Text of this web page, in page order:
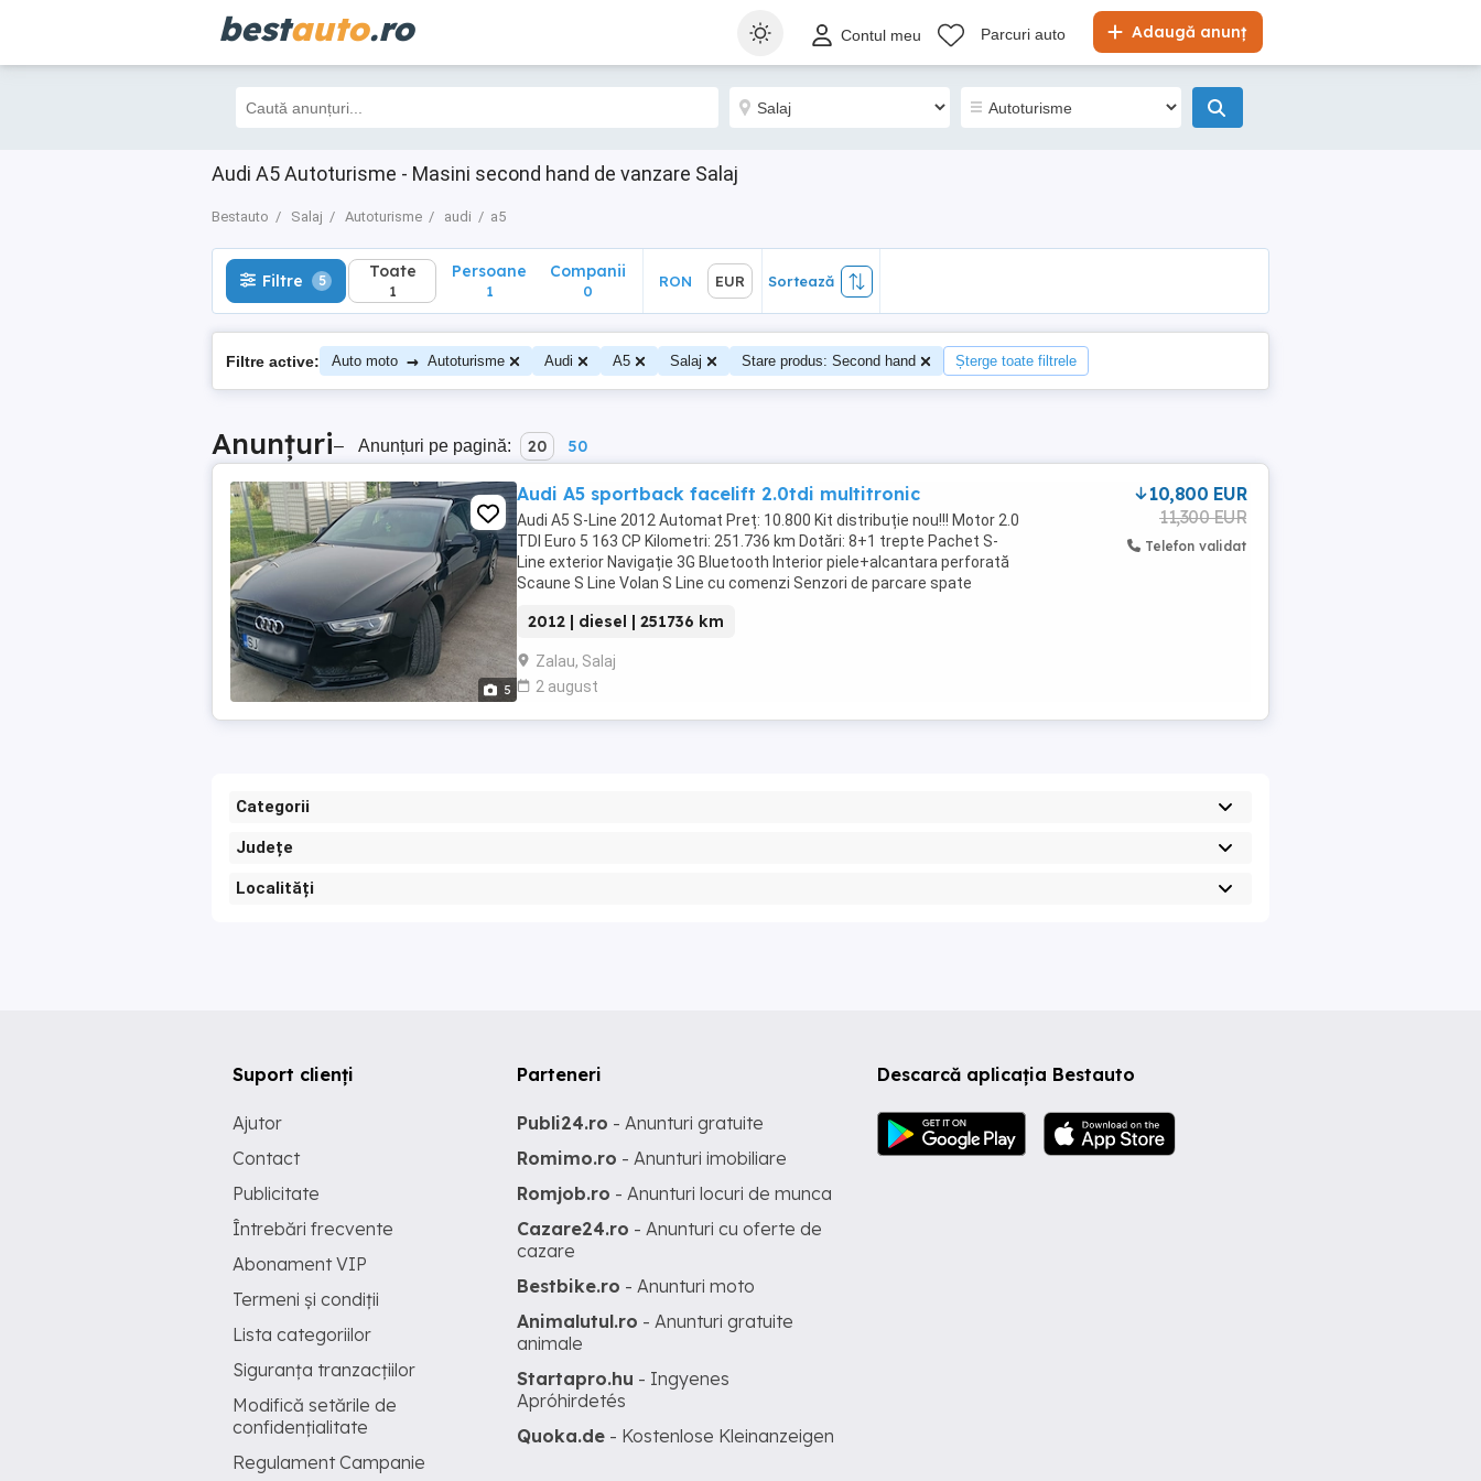
bestauto.ro Adaugă anunț
Contul meu Parcuri auto
Audi A5 Autoturisme - Masini second hand de vanzare Salaj
Bestauto Salaj Autoturisme audi a5
Filtre 5 Toate
1
Sortează
Filtre 5 Toate
1
Persoane
1
Companii
0
RON EUR Sortează
Filtre active: Auto moto → Autoturisme Audi A5 Salaj Stare produs: Second hand Șterge toate filtrele
Anunțuri– Anunțuri pe pagină: 20 50
5
Audi A5 sportback facelift 2.0tdi multitronic
Audi A5 S-Line 2012 Automat Preț: 10.800 Kit distribuție nou!!! Motor 2.0
TDI Euro 5 163 CP Kilometri: 251.736 km Dotări: 8+1 trepte Pachet S-
Line exterior Navigație 3G Bluetooth Interior piele+alcantara perforată
Scaune S Line Volan S Line cu comenzi Senzori de parcare spate
2012 | diesel | 251736 km
Zalau, Salaj
2 august
10,800 EUR
11,300 EUR
Telefon validat
Categorii
Județe
Localități
Descarcă aplicația Bestauto
Suport clienți
Ajutor
Contact
Publicitate
Întrebări frecvente
Abonament VIP
Termeni și condiții
Lista categoriilor
Siguranța tranzacțiilor
Modifică setările de
confidențialitate
Regulament Campanie
Parteneri
Publi24.ro - Anunturi gratuite
Romimo.ro - Anunturi imobiliare
Romjob.ro - Anunturi locuri de munca
Cazare24.ro - Anunturi cu oferte de
cazare
Bestbike.ro - Anunturi moto
Animalutul.ro - Anunturi gratuite
animale
Startapro.hu - Ingyenes
Apróhirdetés
Quoka.de - Kostenlose Kleinanzeigen